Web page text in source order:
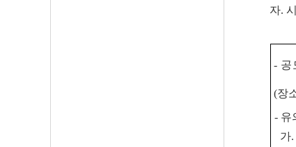
자.
- 공
(장
- 유
가.